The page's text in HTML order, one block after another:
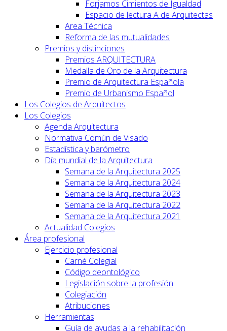
Forjamos Cimientos de Igualdad
Espacio de lectura A de Arquitectas
Area Técnica
Reforma de las mutualidades
Premios y distinciones
Premios ARQUITECTURA
Medalla de Oro de la Arquitectura
Premio de Arquitectura Española
Premio de Urbanismo Español
Los Colegios de Arquitectos
Los Colegios
Agenda Arquitectura
Normativa Común de Visado
Estadística y barómetro
Día mundial de la Arquitectura
Semana de la Arquitectura 2025
Semana de la Arquitectura 2024
Semana de la Arquitectura 2023
Semana de la Arquitectura 2022
Semana de la Arquitectura 2021
Actualidad Colegios
Área profesional
Ejercicio profesional
Carné Colegial
Código deontológico
Legislación sobre la profesión
Colegiación
Atribuciones
Herramientas
Guía de ayudas a la rehabilitación